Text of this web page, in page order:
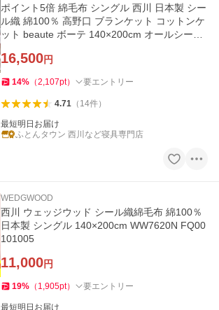
ポイント5倍 綿毛布 シングル 西川 日本製 シー
ル織 綿100％ 高野口 ブランケット コットンケ
ット beaute ボーテ 140×200cm オールシーズ
16,500円
14% （2,107pt） 要エントリー
4.71（ 14件）
最短明日お届け
ふとんタウン 西川など寝具専門店
WEDGWOOD
西川 ウェッジウッド シール織綿毛布 綿100％
日本製 シングル 140×200cm WW7620N FQ00
101005
11,000円
19% （ 1,905pt） 要エントリー
最短明日お届け